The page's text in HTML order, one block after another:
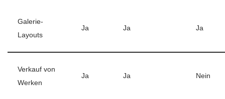
Galerie-
Layouts
Ja Ja Ja
Verkauf von
Werken
Ja Ja Nein